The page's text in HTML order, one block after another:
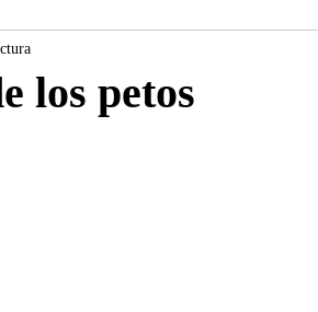
los petos